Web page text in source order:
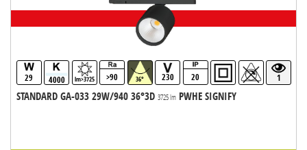
29 4000 lm>3725 >90 36° 230 20 1
STANDARD GA-033 29W/940 36°3D 3725 lmPWHE SIGNIFY